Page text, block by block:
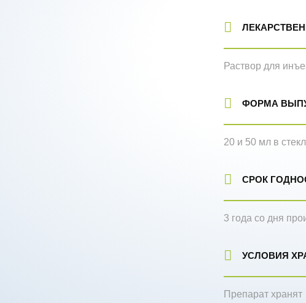
Раствор для
ФОРМА
20 и 50 мл в
СРОК
3 года со дня
УСЛОВИЯ
Препарат